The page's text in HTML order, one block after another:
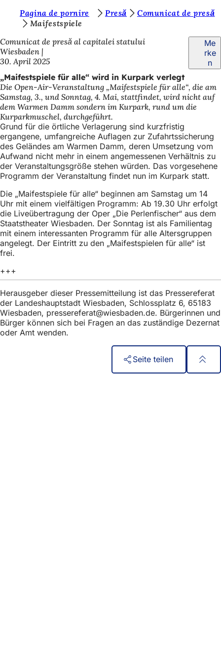
Inhalt anspringen
e
b
e
f
i
n
d
e
n
s
i
c
h
h
i
e
r
:
Pagina de pornire Presă
Comunicat de presă
Maifestspiele
Comunicat de presă al capitalei statului
Wiesbaden
30. April 2025
Me
rke
n
„Maifestspiele für alle“ wird in Kurpark verlegt
Die Open-Air-Veranstaltung „Maifestspiele für alle“, die am
Samstag, 3., und Sonntag, 4. Mai, stattfindet, wird nicht auf
dem Warmen Damm sondern im Kurpark, rund um die
Kurparkmuschel, durchgeführt.
Grund für die örtliche Verlagerung sind kurzfristig
ergangene, umfangreiche Auflagen zur Zufahrtssicherung
des Geländes am Warmen Damm, deren Umsetzung vom
Aufwand nicht mehr in einem angemessenen Verhältnis zu
der Veranstaltungsgröße stehen würden. Das vorgesehene
Programm der Veranstaltung findet nun im Kurpark statt.
Die „Maifestspiele für alle“ beginnen am Samstag um 14
Uhr mit einem vielfältigen Programm: Ab 19.30 Uhr erfolgt
die Liveübertragung der Oper „Die Perlenfischer“ aus dem
Staatstheater Wiesbaden. Der Sonntag ist als Familientag
mit einem interessanten Programm für alle Altersgruppen
angelegt. Der Eintritt zu den „Maifestspielen für alle“ ist
frei.
+++
Herausgeber dieser Pressemitteilung ist das Pressereferat
der Landeshauptstadt Wiesbaden, Schlossplatz 6, 65183
Wiesbaden, pressereferat wiesbaden de. Bürgerinnen und
Bürger können sich bei Fragen an das zuständige Dezernat
oder Amt wenden.
Seite teilen